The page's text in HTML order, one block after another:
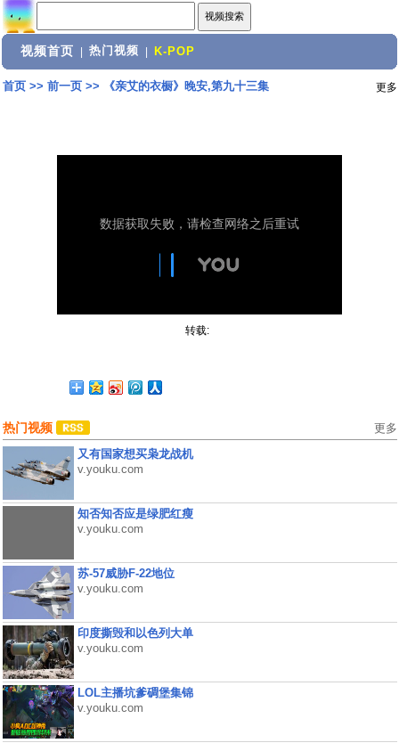
视频首页 热门视频 K-POP
首页>> 前一页>> 《亲艾的衣橱》晚安,第九十三集 更多
转载:
热门视频 更多
又有国家想买枭龙战机
v.youku.com
知否知否应是绿肥红瘦
v.youku.com
苏-57威胁F-22地位
v.youku.com
印度撕毁和以色列大单
v.youku.com
LOL主播坑爹碉堡集锦
v.youku.com